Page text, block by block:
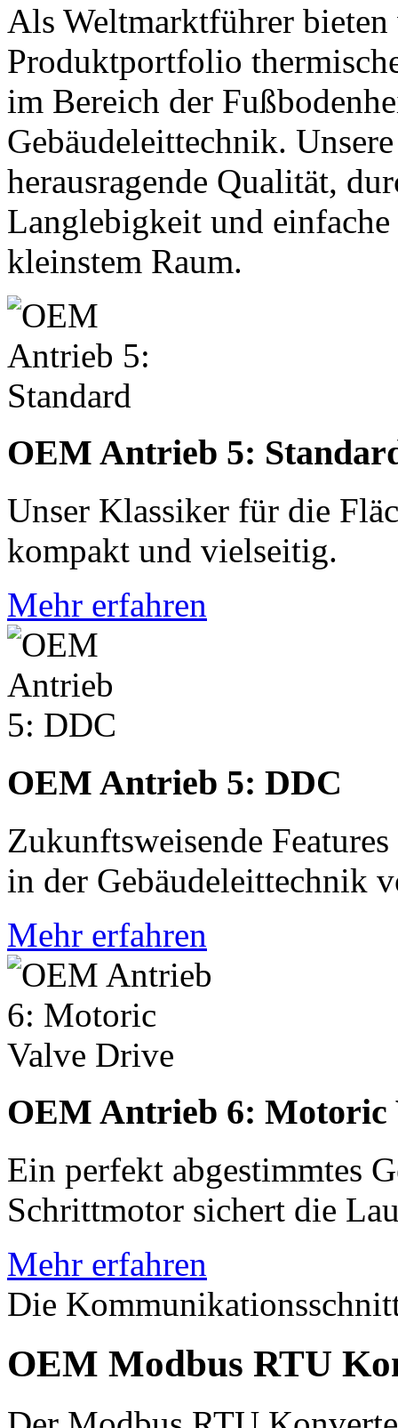
Als Weltmarktführer bieten
Produktportfolio
im Bereich der
Gebäudeleittechnik.
herausragende Qualität,
Langlebigkeit und
kleinstem Raum.
OEM Antrieb 5:
Unser Klassiker für die
kompakt und vielseitig.
Mehr erfahren
OEM Antrieb 5: DDC
Zukunftsweisende
in der Gebäudeleittechnik
Mehr erfahren
OEM Antrieb 6: Motoric
Ein perfekt abgestimmtes
Schrittmotor sichert die
Mehr erfahren
Die
OEM Modbus RTU